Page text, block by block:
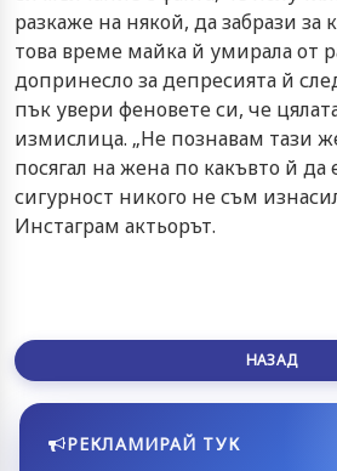
разкаже на някой, да забрази за
това време майка й умирала от
допринесло за депресията й
пък увери феновете си, че
измислица. „Не познавам тази
посягал на жена по какъвто й да
сигурност никого не съм
Инстаграм актьорът.
НАЗАД
РЕКЛАМИРАЙ ТУК